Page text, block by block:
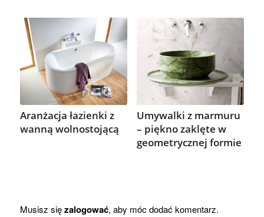
Aranżacja łazienki z
wanną wolnostojącą
Umywalki z marmuru
– piękno zaklęte w
geometrycznej formie
Musisz sięzalogować, aby móc dodać komentarz.